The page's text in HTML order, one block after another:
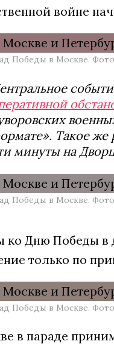
войне
Победы в Москве.
Такое же
минуты на
Победы в Москве.
ко Дню Победы в
только по
Победы в Москве.
в параде